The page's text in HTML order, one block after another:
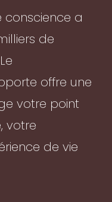
conscience a
de
offre une
votre point
votre
de vie